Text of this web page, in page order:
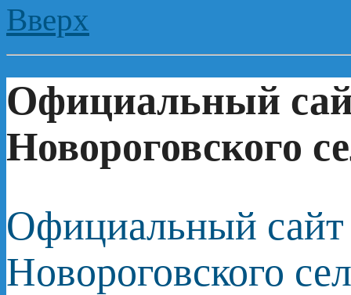
Вверх
Официальный
Новороговского
Официальный
Новороговского